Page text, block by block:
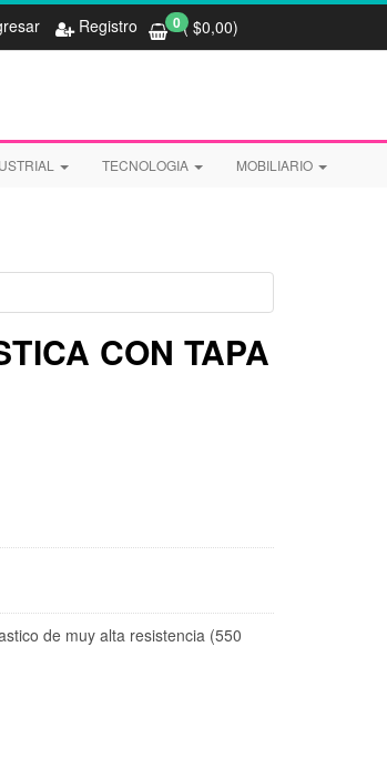
Registro 0( $0,00)
TECNOLOGIA MOBILIARIO
CON TAPA
de muy alta resistencia (550